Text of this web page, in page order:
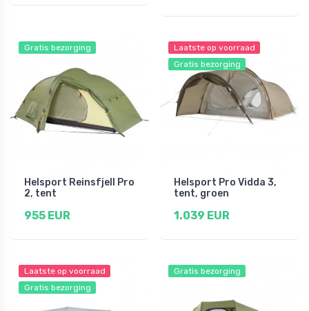
Gratis bezorging
Helsport Reinsfjell Pro
2, tent
955 EUR
Laatste op voorraad
Gratis bezorging
Helsport Pro Vidda 3,
tent, groen
1.039 EUR
Laatste op voorraad
Gratis bezorging
Gratis bezorging